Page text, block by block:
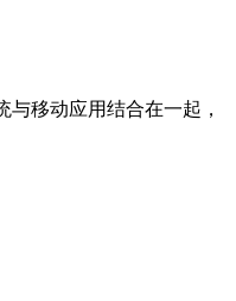
移动应用结合在一起，